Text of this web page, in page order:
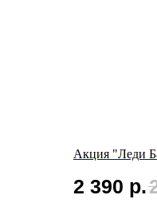
Акция "Леди
2 390 р.